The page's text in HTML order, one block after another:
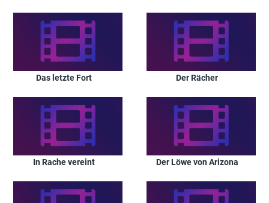
Das letzte Fort Der Rächer
In Rache vereint Der Löwe von Arizona